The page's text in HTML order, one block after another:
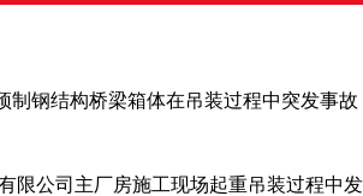
制钢结构桥梁箱体在吊装过程中突发事
限公司主厂房施工现场起重吊装过程中